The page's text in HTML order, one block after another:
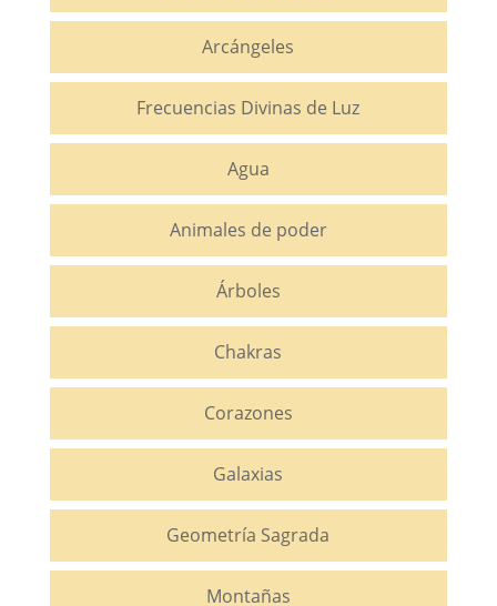
Arcángeles
Frecuencias Divinas de Luz
Agua
Animales de poder
Árboles
Chakras
Corazones
Galaxias
Geometría Sagrada
Montañas